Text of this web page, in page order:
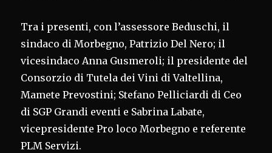
Tra i presenti, con l’assessore Beduschi, il
sindaco di Morbegno, Patrizio Del Nero; il
vicesindaco Anna Gusmeroli; il presidente del
Consorzio di Tutela dei Vini di Valtellina,
Mamete Prevostini; Stefano Pelliciardi di Ceo
di SGP Grandi eventi e Sabrina Labate,
vicepresidente Pro loco Morbegno e referente
PLM Servizi.